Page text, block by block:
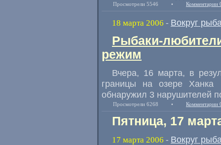
Просмотрели 5546 • Комментарии
18 марта 2006 - Вокруг
Рыбаки-
режим
Вчера, 16 марта, в
границы на озере Ханка
обнаружил 3 нарушителей
Просмотрели 6268 • Комментарии
Пятница, 17
17 марта 2006 - Вокруг